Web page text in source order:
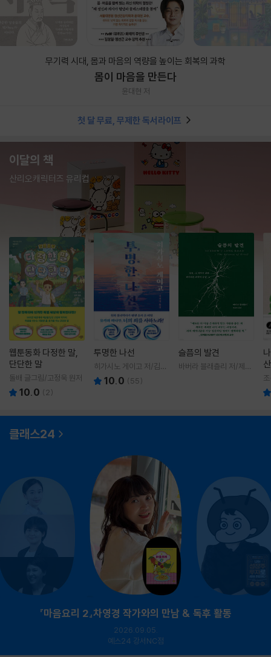
무기력 시대, 몸과 마음의 역량을 높이는 회복의 과학
몸이 마음을 만든다
윤대현 저
첫 달 무료, 무제한 독서라이프
이달의 책
산리오캐릭터즈 유리컵
웹툰동화 다정한 말,
단단한 말
돌배 글그림/고정욱 원저
10.0 ( 2)
투명한 나선
히가시노 게이고 저/김선
영 역10.0 (55)
슬픔의 발견
바버라 블래츨리 저/제효
클래스24
『마음요리 2』차영경 작가와의 만남 & 독후 활동
2026.09.05.
예스24 강서NC점